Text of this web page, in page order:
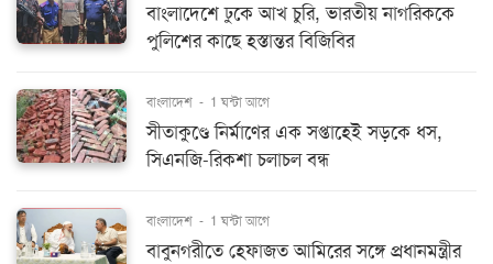
বাংলাদেশে ঢুকে আখ চুরি, ভারতীয় নাগরিককে
পুলিশের কাছে হস্তান্তর বিজিবির
বাংলাদেশ - 1 ঘন্টা আগে
সীতাকুণ্ডে নির্মাণের এক সপ্তাহেই সড়কে ধস,
সিএনজি-রিকশা চলাচল বন্ধ
বাংলাদেশ - 1 ঘন্টা আগে
বাবুনগরীতে হেফাজত আমিরের সঙ্গে প্রধানমন্ত্রীর